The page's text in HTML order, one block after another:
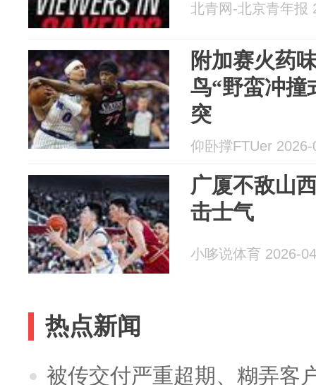
北青网-北京青年报
附加赛火药
鸟“野蛮冲撞
突
仰卧撑FTUer 2026-
广厦不敌山
击士气
小哆说体育 2026-
热点新闻
被传交付严重超期、糊弄客